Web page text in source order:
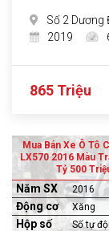
Số 2 Dương
2019
865 Triệu
Mua Bán Xe Ô Tô
LX570 2016 Màu
Tỷ 500
Năm SX 2016
Động cơ Xăng
Hộp số Số tự